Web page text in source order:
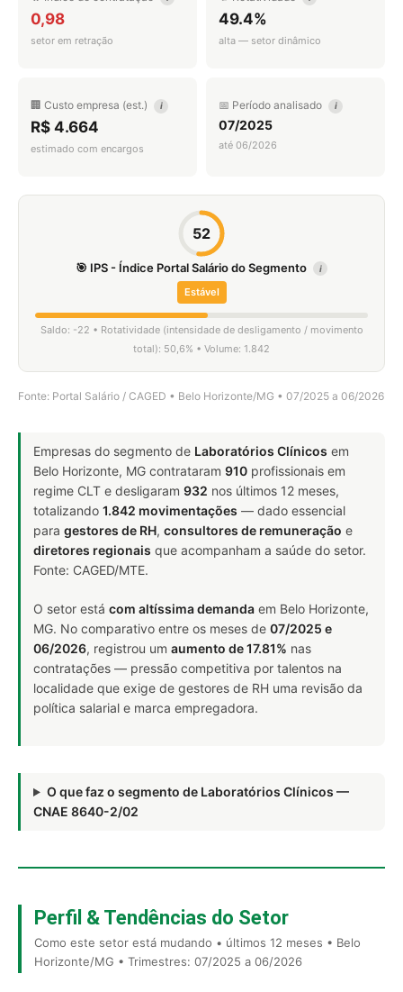
0,98
setor em retração
49.4%
alta — setor dinâmico
🏢 Custo empresa (est.) i
R$ 4.664
estimado com encargos
📅 Período analisado i
07/2025
até 06/2026
52
🎯 IPS - Índice Portal Salário do Segmento i
Estável
Saldo: -22 • Rotatividade (intensidade de desligamento / movimento
total): 50,6% • Volume: 1.842
Fonte: Portal Salário / CAGED • Belo Horizonte/MG • 07/2025 a 06/2026
Empresas do segmento de Laboratórios Clínicos em
Belo Horizonte, MG contrataram 910 profissionais em
regime CLT e desligaram 932 nos últimos 12 meses,
totalizando 1.842 movimentações — dado essencial
para gestores de RH, consultores de remuneração e
diretores regionais que acompanham a saúde do setor.
Fonte: CAGED/MTE.
O setor está com altíssima demanda em Belo Horizonte,
MG. No comparativo entre os meses de 07/2025 e
06/2026, registrou um aumento de 17.81% nas
contratações — pressão competitiva por talentos na
localidade que exige de gestores de RH uma revisão da
política salarial e marca empregadora.
O que faz o segmento de Laboratórios Clínicos —
CNAE 8640-2/02
Perfil & Tendências do Setor
Como este setor está mudando • últimos 12 meses • Belo
Horizonte/MG • Trimestres: 07/2025 a 06/2026